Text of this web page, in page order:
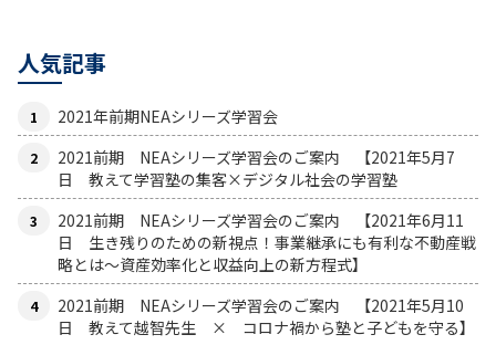
人気記事
2021年前期NEAシリーズ学習会
2021前期 NEAシリーズ学習会のご案内 【2021年5月7
日 教えて学習塾の集客×デジタル社会の学習塾
2021前期 NEAシリーズ学習会のご案内 【2021年6月11
日 生き残りのための新視点！事業継承にも有利な不動産戦
略とは〜資産効率化と収益向上の新方程式】
2021前期 NEAシリーズ学習会のご案内 【2021年5月10
日 教えて越智先生 × コロナ禍から塾と子どもを守る】